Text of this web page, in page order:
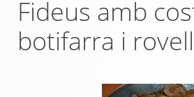
Fideus amb
botifarra i